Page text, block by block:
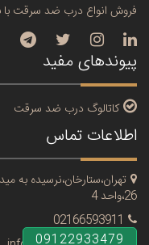
فروش انواع درب ضد سرقت با
پیوندهای مفید
کاتالوگ درب ضد سرقت
اطلاعات تماس
تهران،ستارخان،نرسیده به
26،واحد 4
02166593911
09122933479